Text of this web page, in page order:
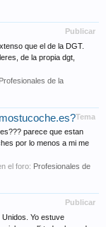
Publicar
que el de la DGT.
de la propia dgt,
Profesionales de la
Tema
parece que estan
por lo menos a mi me
el foro: Profesionales de
Publicar
Yo estuve